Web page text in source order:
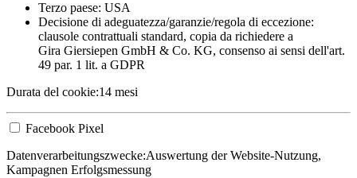
Terzo paese: USA
Decisione di adeguatezza/garanzie/regola di eccezione:
clausole contrattuali standard, copia da richiedere a
Gira Giersiepen GmbH & Co. KG, consenso ai sensi dell'art.
49 par. 1 lit. a GDPR
Durata del cookie:14 mesi
Facebook Pixel
Datenverarbeitungszwecke:Auswertung der Website-Nutzung,
Kampagnen Erfolgsmessung